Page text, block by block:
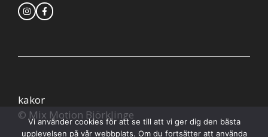
© Mix Motion Björklinge
kakor
Vi använder cookies för att se till att vi ger dig den bästa
upplevelsen på vår webbplats. Om du fortsätter att använda